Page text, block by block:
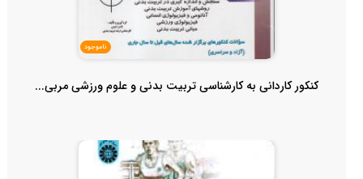
ناموجود
کنکور کاردانی به کارشناسی تربیت بدنی و علوم ورزشی مربی...